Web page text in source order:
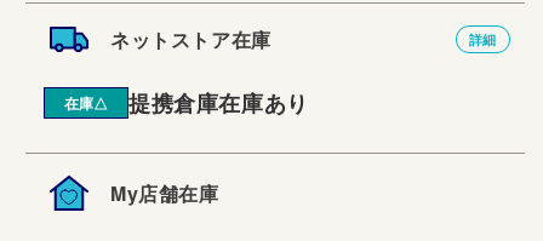
ネットストア在庫 詳細
在庫△ 提携倉庫在庫あり
My店舗在庫